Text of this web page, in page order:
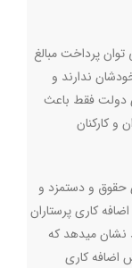
پرداخت مبالغ
ندارند و
دولت فقط باعث
و کارکنان
حقوق و دستمزد و
کاری پرستاران
نشان میدهد که
اضافه کاری